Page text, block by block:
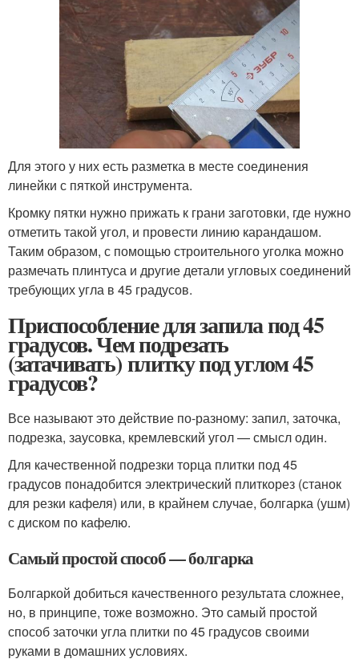
Для этого у них есть разметка в месте соединения
линейки с пяткой инструмента.
Кромку пятки нужно прижать к грани заготовки, где нужно
отметить такой угол, и провести линию карандашом.
Таким образом, с помощью строительного уголка можно
размечать плинтуса и другие детали угловых соединений
требующих угла в 45 градусов.
Приспособление для запила под 45
градусов. Чем подрезать
(затачивать) плитку под углом 45
градусов?
Все называют это действие по-разному: запил, заточка,
подрезка, заусовка, кремлевский угол — смысл один.
Для качественной подрезки торца плитки под 45
градусов понадобится электрический плиткорез (станок
для резки кафеля) или, в крайнем случае, болгарка (ушм)
с диском по кафелю.
Самый простой способ — болгарка
Болгаркой добиться качественного результата сложнее,
но, в принципе, тоже возможно. Это самый простой
способ заточки угла плитки по 45 градусов своими
руками в домашних условиях.